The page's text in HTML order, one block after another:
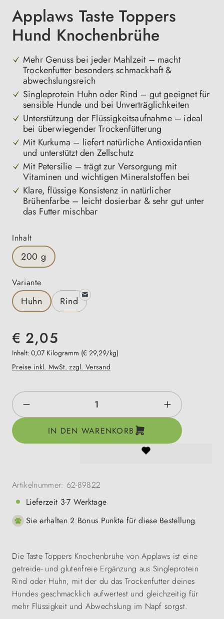
Applaws Taste Toppers
Hund Knochenbrühe
Mehr Genuss bei jeder Mahlzeit – macht
Trockenfutter besonders schmackhaft &
abwechslungsreich
Singleprotein Huhn oder Rind – gut geeignet für
sensible Hunde und bei Unverträglichkeiten
Unterstützung der Flüssigkeitsaufnahme – ideal
bei überwiegender Trockenfütterung
Mit Kurkuma – liefert natürliche Antioxidantien
und unterstützt den Zellschutz
Mit Petersilie – trägt zur Versorgung mit
Vitaminen und wichtigen Mineralstoffen bei
Klare, flüssige Konsistenz in natürlicher
Brühenfarbe – leicht dosierbar & sehr gut unter
das Futter mischbar
Inhaltauswählen
200 g
Variante
Huhn Rind
€ 2,05
Inhalt: 0,07 Kilogramm (€ 29,29/kg)
Preise inkl. MwSt. zzgl. Versand
Produkt Anzahl: Gib den gewünschten
IN DEN WARENKORB
Artikelnummer: 62-89822
Lieferzeit 3-7 Werktage
Sie erhalten 2 Bonus Punkte für diese Bestellung
Die Taste Toppers Knochenbrühe von Applaws ist eine
getreide- und glutenfreie Ergänzung aus Singleprotein
Rind oder Huhn, mit der du das Trockenfutter deines
Hundes geschmacklich aufwertest und gleichzeitig für
mehr Flüssigkeit und Abwechslung im Napf sorgst.